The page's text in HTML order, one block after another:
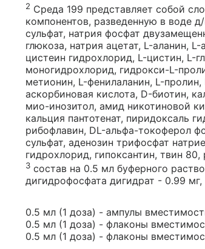
2 Среда 199 представляет собой
компонентов, разведенную в воде
сульфат, натрия фосфат
глюкоза, натрия ацетат, L-аланин,
цистеин гидрохлорид, L-цистин, L-
моногидрохлорид, гидрокси-L-
метионин, L-фенилаланин, L-
аскорбиновая кислота, D-биотин,
мио-инозитол, амид никотиновой
кальция пантотенат, пиридоксаль
рибофлавин, DL-альфа-токоферол
сульфат, аденозин трифосфат
гидрохлорид, гипоксантин, твин
3 cостав на 0.5 мл буферного
дигидрофосфата дигидрат - 0.99
0.5 мл (1 доза) - ампулы
0.5 мл (1 доза) - флаконы
0.5 мл (1 доза) - флаконы